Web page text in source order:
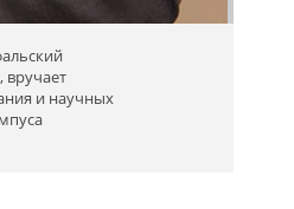
вручает
и научных